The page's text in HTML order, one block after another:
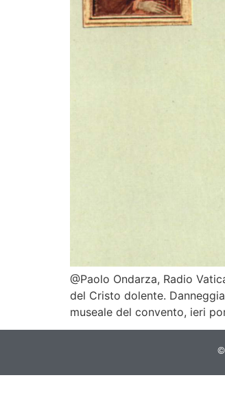
@Paolo Ondarza, Radio
del Cristo dolente.
museale del convento, ieri
©